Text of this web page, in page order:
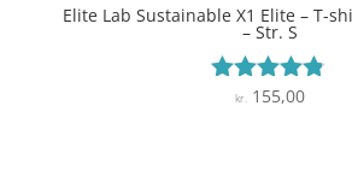
Elite Lab Sustainable X1 Elite – T-
– Str. S
Vurderet
kr.155,00